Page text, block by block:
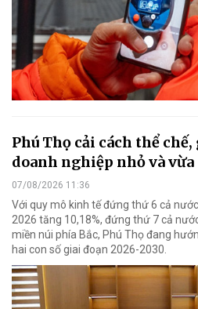
Phú Thọ cải cách thể
doanh nghiệp nhỏ và vừa
07/08/2026 11:36
Với quy mô kinh tế đứng thứ 6 cả
2026 tăng 10,18%, đứng thứ 7 cả
miền núi phía Bắc, Phú Thọ đang
hai con số giai đoạn 2026-2030.